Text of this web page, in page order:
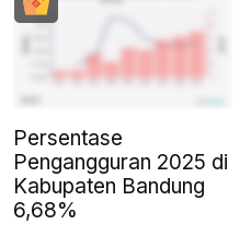
Persentase
Pengangguran 2025 di
Kabupaten Bandung
6,68%